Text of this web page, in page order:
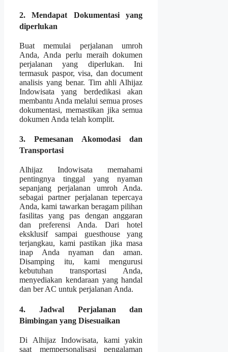
2. Mendapat Dokumentasi yang
diperlukan
Buat memulai perjalanan umroh
Anda, Anda perlu meraih dokumen
perjalanan yang diperlukan. Ini
termasuk paspor, visa, dan document
analisis yang benar. Tim ahli Alhijaz
Indowisata yang berdedikasi akan
membantu Anda melalui semua proses
dokumentasi, memastikan jika semua
dokumen Anda telah komplit.
3. Pemesanan Akomodasi dan
Transportasi
Alhijaz Indowisata memahami
pentingnya tinggal yang nyaman
sepanjang perjalanan umroh Anda.
sebagai partner perjalanan tepercaya
Anda, kami tawarkan beragam pilihan
fasilitas yang pas dengan anggaran
dan preferensi Anda. Dari hotel
eksklusif sampai guesthouse yang
terjangkau, kami pastikan jika masa
inap Anda nyaman dan aman.
Disamping itu, kami mengurusi
kebutuhan transportasi Anda,
menyediakan kendaraan yang handal
dan ber AC untuk perjalanan Anda.
4. Jadwal Perjalanan dan
Bimbingan yang Disesuaikan
Di Alhijaz Indowisata, kami yakin
saat mempersonalisasi pengalaman